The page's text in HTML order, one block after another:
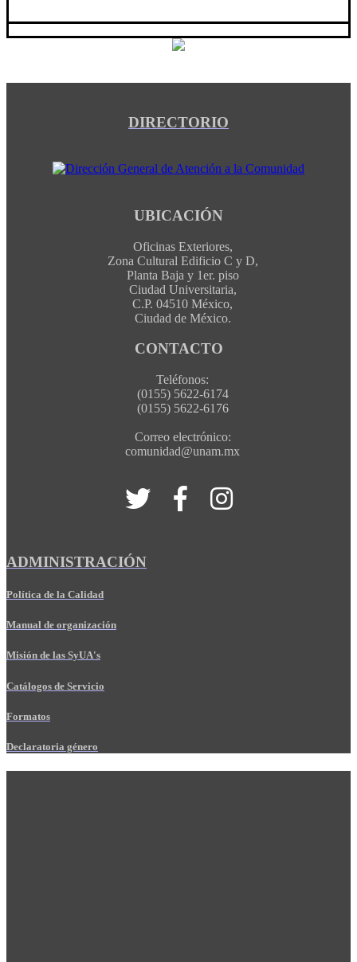
DIRECTORIO
UBICACIÓN
Oficinas Exteriores,
Zona Cultural Edificio C y D,
Planta Baja y 1er. piso
Ciudad Universitaria,
C.P. 04510 México,
Ciudad de México.
CONTACTO
Teléfonos:
(0155) 5622-6174
(0155) 5622-6176
Correo electrónico:
comunidad@unam.mx
ADMINISTRACIÓN
Política de la Calidad
Manual de organización
Misión de las SyUA's
Catálogos de Servicio
Formatos
Declaratoria género